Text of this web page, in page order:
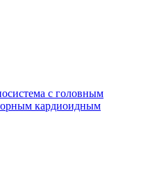
с головным
кардиоидным